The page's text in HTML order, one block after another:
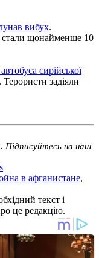
вибух.
стали щонайменше 10
сирійської
задіяли
Підписуйтесь на наш
в афганистане,
текст і
це редакцію.